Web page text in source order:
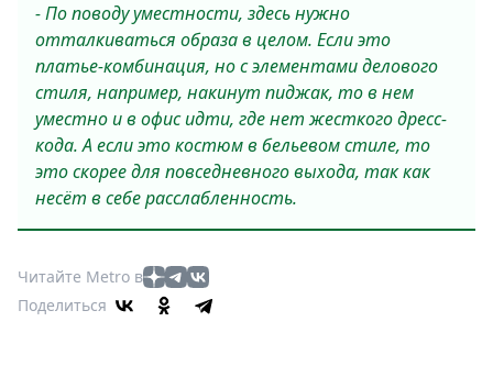
- По поводу уместности, здесь нужно
отталкиваться образа в целом. Если это
платье-комбинация, но с элементами делового
стиля, например, накинут пиджак, то в нем
уместно и в офис идти, где нет жесткого дресс-
кода. А если это костюм в бельевом стиле, то
это скорее для повседневного выхода, так как
несёт в себе расслабленность.
Читайте Metro в
Поделиться